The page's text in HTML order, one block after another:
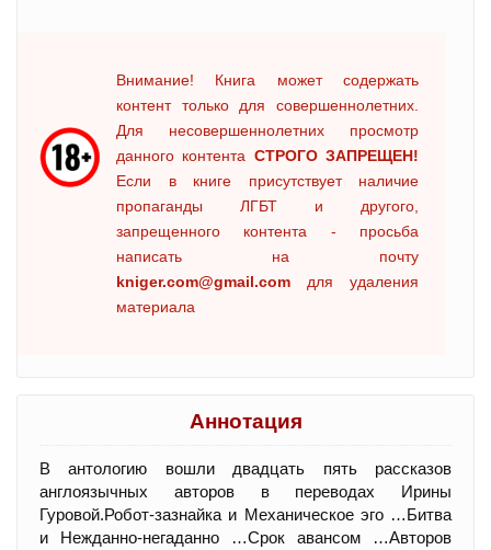
Внимание! Книга может содержать
контент только для совершеннолетних.
Для несовершеннолетних просмотр
данного контента СТРОГО ЗАПРЕЩЕН!
Если в книге присутствует наличие
пропаганды ЛГБТ и другого,
запрещенного контента - просьба
написать на почту
kniger.com@gmail.com для удаления
материала
Аннотация
В антологию вошли двадцать пять рассказов
англоязычных авторов в переводах Ирины
Гуровой.Робот-зазнайка и Механическое эго …Битва
и Нежданно-негаданно …Срок авансом …Авторов